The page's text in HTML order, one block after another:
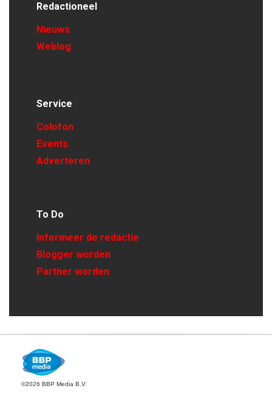
Redactioneel
Nieuws
Weblog
Service
Colofon
Events
Adverteren
To Do
Informeer de redactie
Blogger worden
Partner worden
©2026 BBP Media B.V.